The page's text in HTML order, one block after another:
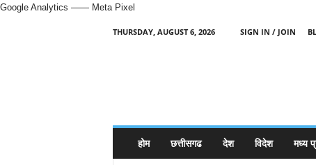
Google Analytics —— Meta Pixel
THURSDAY, AUGUST 6, 2026 SIGN IN / JOIN
होम छत्तीसगढ देश विदेश मध्य